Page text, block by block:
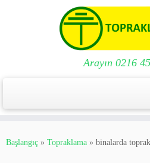
to
Arayın 0216
Başlangıç » Topraklama » binalarda